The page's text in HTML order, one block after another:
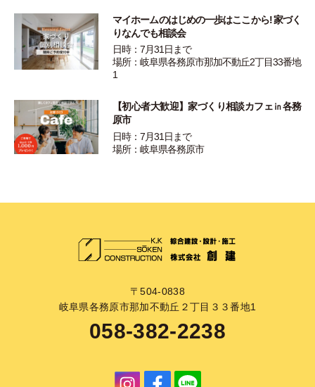
マイホームのはじめの一歩はここから! 家づく
りなんでも相談会
日時：7月31日まで
場所：岐阜県各務原市那加不動丘2丁目33番地
1
【初心者大歓迎】家づくり相談カフェ㏌各務
原市
日時：7月31日まで
場所：岐阜県各務原市
〒504-0838
岐阜県各務原市那加不動丘２丁目３３番地1
058-382-2238